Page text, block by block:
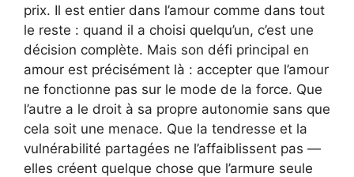
prix. Il est entier dans l’amour comme dans tout
le reste : quand il a choisi quelqu’un, c’est une
décision complète. Mais son défi principal en
amour est précisément là : accepter que l’amour
ne fonctionne pas sur le mode de la force. Que
l’autre a le droit à sa propre autonomie sans que
cela soit une menace. Que la tendresse et la
vulnérabilité partagées ne l’affaiblissent pas —
elles créent quelque chose que l’armure seule